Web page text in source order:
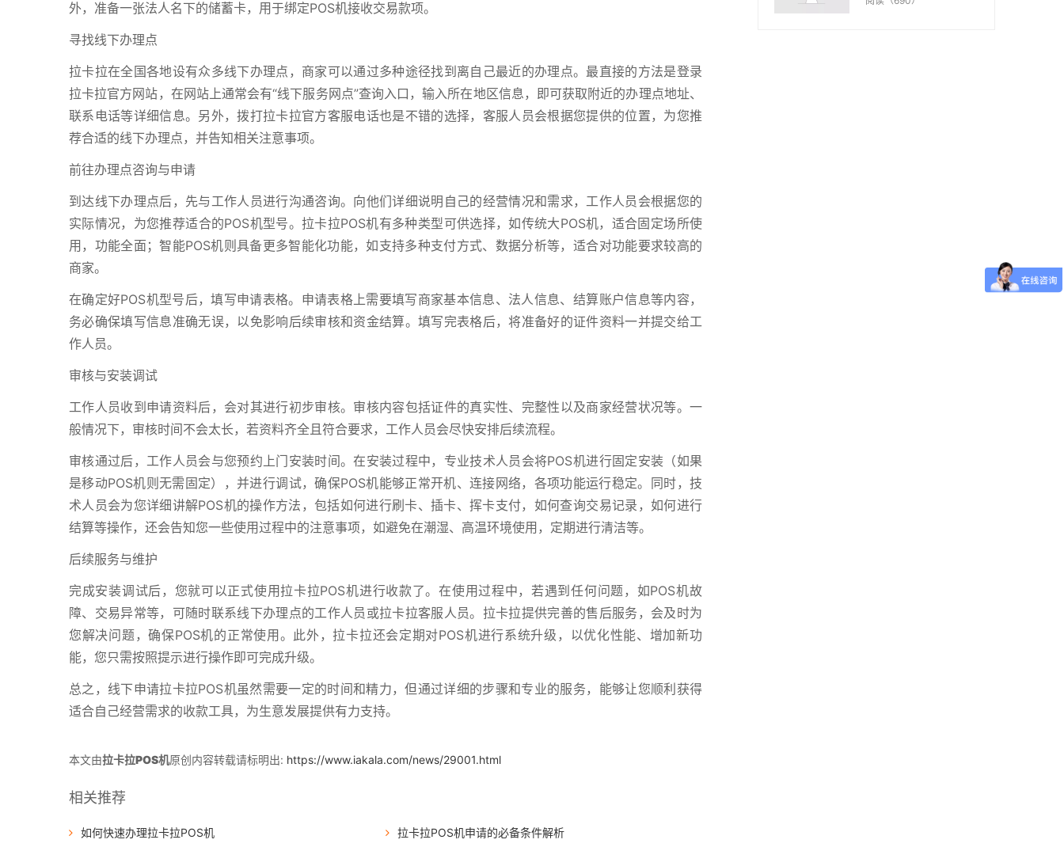
外，准备一张法人名下的储蓄卡，用于绑定POS机接收交易款项。
寻找线下办理点
拉卡拉在全国各地设有众多线下办理点，商家可以通过多种途径找到离自己最近的办理点。最直接的方法是登录
拉卡拉官方网站，在网站上通常会有“线下服务网点”查询入口，输入所在地区信息，即可获取附近的办理点地址、
联系电话等详细信息。另外，拨打拉卡拉官方客服电话也是不错的选择，客服人员会根据您提供的位置，为您推
荐合适的线下办理点，并告知相关注意事项。
前往办理点咨询与申请
到达线下办理点后，先与工作人员进行沟通咨询。向他们详细说明自己的经营情况和需求，工作人员会根据您的
实际情况，为您推荐适合的POS机型号。拉卡拉POS机有多种类型可供选择，如传统大POS机，适合固定场所使
用，功能全面；智能POS机则具备更多智能化功能，如支持多种支付方式、数据分析等，适合对功能要求较高的
商家。
在确定好POS机型号后，填写申请表格。申请表格上需要填写商家基本信息、法人信息、结算账户信息等内容，
务必确保填写信息准确无误，以免影响后续审核和资金结算。填写完表格后，将准备好的证件资料一并提交给工
作人员。
审核与安装调试
工作人员收到申请资料后，会对其进行初步审核。审核内容包括证件的真实性、完整性以及商家经营状况等。一
般情况下，审核时间不会太长，若资料齐全且符合要求，工作人员会尽快安排后续流程。
审核通过后，工作人员会与您预约上门安装时间。在安装过程中，专业技术人员会将POS机进行固定安装（如果
是移动POS机则无需固定），并进行调试，确保POS机能够正常开机、连接网络，各项功能运行稳定。同时，技
术人员会为您详细讲解POS机的操作方法，包括如何进行刷卡、插卡、挥卡支付，如何查询交易记录，如何进行
结算等操作，还会告知您一些使用过程中的注意事项，如避免在潮湿、高温环境使用，定期进行清洁等。
后续服务与维护
完成安装调试后，您就可以正式使用拉卡拉POS机进行收款了。在使用过程中，若遇到任何问题，如POS机故
障、交易异常等，可随时联系线下办理点的工作人员或拉卡拉客服人员。拉卡拉提供完善的售后服务，会及时为
您解决问题，确保POS机的正常使用。此外，拉卡拉还会定期对POS机进行系统升级，以优化性能、增加新功
能，您只需按照提示进行操作即可完成升级。
总之，线下申请拉卡拉POS机虽然需要一定的时间和精力，但通过详细的步骤和专业的服务，能够让您顺利获得
适合自己经营需求的收款工具，为生意发展提供有力支持。
本文由拉卡拉POS机原创内容转载请标明出: https://www.iakala.com/news/29001.html
相关推荐
如何快速办理拉卡拉POS机
拉卡拉POS机申请的必备条件解析